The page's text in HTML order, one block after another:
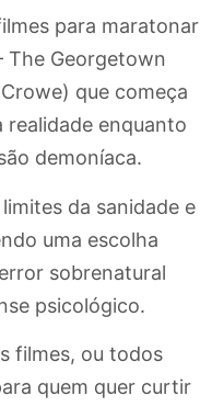
para maratonar
The Georgetown
que começa
realidade enquanto
demoníaca.
da sanidade e
uma escolha
sobrenatural
psicológico.
filmes, ou todos
quem quer curtir